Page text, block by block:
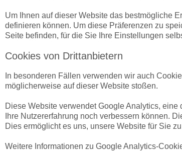
Um Ihnen auf dieser Website das bestmögliche
definieren können. Um diese Präferenzen zu
Seite befinden, für die Sie Ihre Einstellungen
Cookies von Drittanbietern
In besonderen Fällen verwenden wir auch
möglicherweise auf dieser Website stoßen.
Diese Website verwendet Google Analytics,
Ihre Nutzererfahrung noch verbessern können.
Dies ermöglicht es uns, unsere Website für Sie
Weitere Informationen zu Google Analytics-